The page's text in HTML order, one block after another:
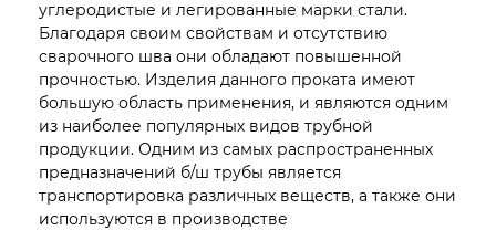
углеродистые и легированные марки стали.
Благодаря своим свойствам и отсутствию
сварочного шва они обладают повышенной
прочностью. Изделия данного проката имеют
большую область применения, и являются одним
из наиболее популярных видов трубной
продукции. Одним из самых распространенных
предназначений б/ш трубы является
транспортировка различных веществ, а также они
используются в производстве